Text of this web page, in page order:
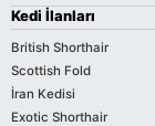
Kedi İlanları
British Shorthair
Scottish Fold
İran Kedisi
Exotic Shorthair